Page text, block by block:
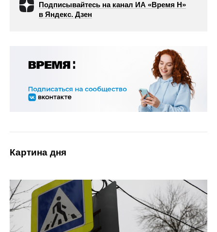
Подписывайтесь на канал ИА «Время Н»
в Яндекс. Дзен
Картина дня